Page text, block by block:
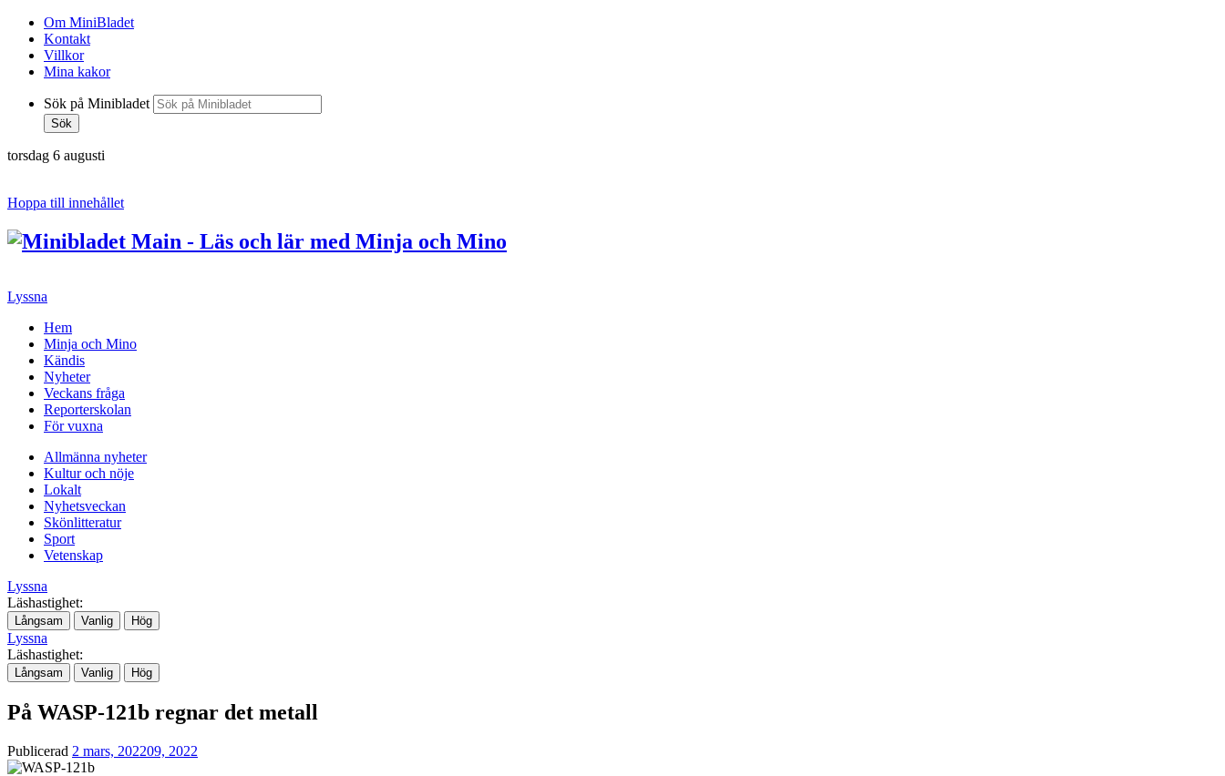
Om MiniBladet
Kontakt
Villkor
Mina kakor
Sök på Minibladet
Sök
torsdag 6 augusti
Hoppa till innehållet
Lyssna
Hem
Minja och Mino
Kändis
Nyheter
Veckans fråga
Reporterskolan
För vuxna
Allmänna nyheter
Kultur och nöje
Lokalt
Nyhetsveckan
Skönlitteratur
Sport
Vetenskap
Lyssna
Läshastighet:
Långsam Vanlig Hög
Lyssna
Läshastighet:
Långsam Vanlig Hög
På WASP-121b regnar det metall
Publicerad 2 mars, 202209, 2022